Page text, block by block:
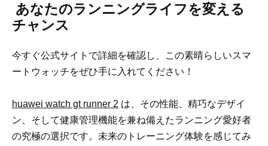
あなたのランニングライフを変える
チャンス
今すぐ公式サイトで詳細を確認し、この素晴らしいスマ
ートウォッチをぜひ手に入れてください！
huawei watch gt runner 2 は、その性能、精巧なデザイ
ン、そして健康管理機能を兼ね備えたランニング愛好者
の究極の選択です。未来のトレーニング体験を感じてみ